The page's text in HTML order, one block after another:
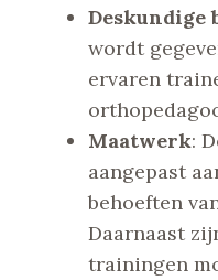
Deskundige
wordt
ervaren
Maatwerk:
aangepast
behoeften
Daarnaast
trainingen